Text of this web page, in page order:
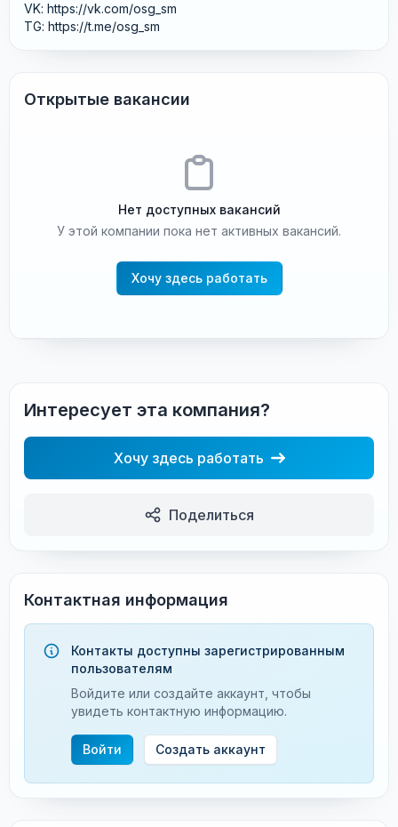
VK: https://vk.com/osg_sm
TG: https://t.me/osg_sm
Открытые вакансии
Нет доступных вакансий
У этой компании пока нет активных вакансий.
Хочу здесь работать
Интересует эта компания?
Хочу здесь работать
Поделиться
Контактная информация
Контакты доступны зарегистрированным
пользователям
Войдите или создайте аккаунт, чтобы
увидеть контактную информацию.
Войти Создать аккаунт